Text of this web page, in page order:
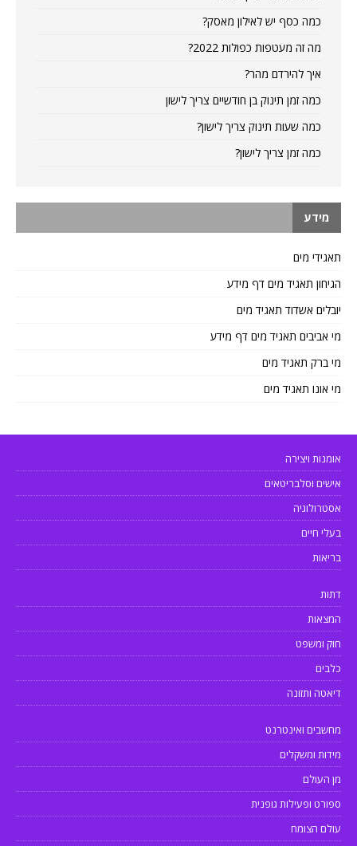
כמה כסף יש לאילון מאסק?
מה זה מעטפות כפולות 2022?
איך להירדם מהר?
כמה זמן תינוק בן חודשיים צריך לישון
כמה שעות תינוק צריך לישון?
כמה זמן צריך לישון?
מידע
תאגידי מים
הגיחון תאגיד מים דף מידע
יובלים אשדוד תאגיד מים
מי אביבים תאגיד מים דף מידע
מי ברק תאגיד מים
מי אונו תאגיד מים
אומנות ויצירה
אישים וסלבריטאים
אסטרולוגיה
בעלי חיים
בריאות
דתות
המצאות
חוק ומשפט
כלבים
דיאטה ותזונה
מחשבים ואינטרנט
מידות ומשקלים
מן העולם
ספורט ופעילות גופנית
עולם הצומח